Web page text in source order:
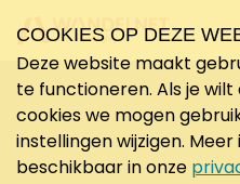
COOKIES OP DEZE
Deze website maakt
te functioneren. Als je
cookies we mogen
instellingen wijzigen.
beschikbaar in onze